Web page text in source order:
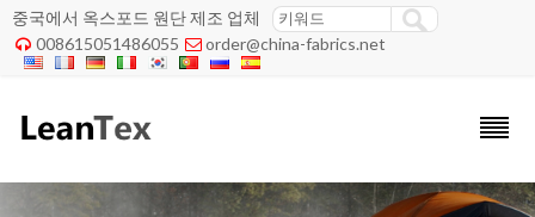
중국에서 옥스포드 원단 제조 업체
 008615051486055  order@china-fabrics.net